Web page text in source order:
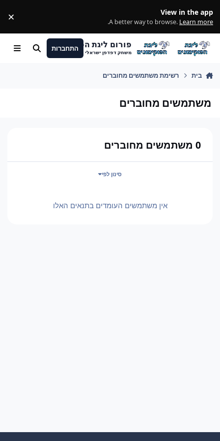
View in the app
A better way to browse. Learn more
.
×
פורום ליגת הפוקימונים
משחק דפדפן ישראלי
התחברות חיפוש Menu
בית רשימת משתמשים מחוברים
משתמשים מחוברים
0 משתמשים מחוברים
סינון לפי
אין משתמשים העומדים בתנאים האלו